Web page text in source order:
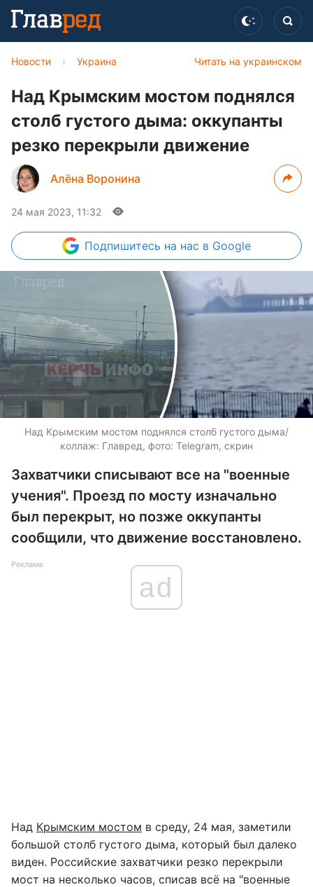
Читать на украинском
Новости › Украина
Над Крымским мостом поднялся
столб густого дыма: оккупанты
резко перекрыли движение
Алёна Воронина
24 мая 2023, 11:32
Подпишитесь на нас в Google
Над Крымским мостом поднялся столб густого дыма/
коллаж: Главред, фото: Telegram, скрин
Захватчики списывают все на "военные
учения". Проезд по мосту изначально
был перекрыт, но позже оккупанты
сообщили, что движение восстановлено.
Реклама
ad
Над Крымским мостом в среду, 24 мая, заметили
большой столб густого дыма, который был далеко
виден. Российские захватчики резко перекрыли
мост на несколько часов, списав всё на "военные